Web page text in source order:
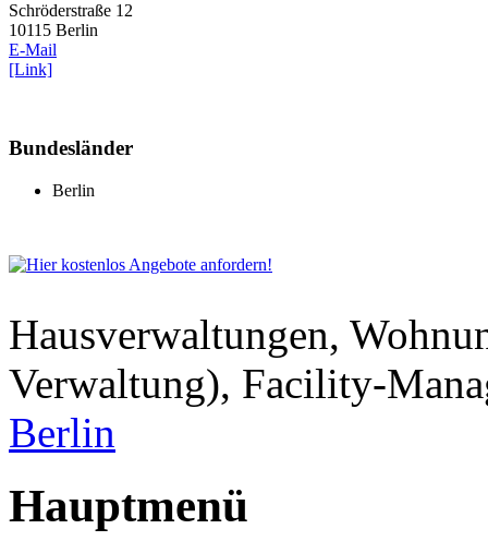
Schröderstraße 12
10115 Berlin
E-Mail
[Link]
Bundesländer
Berlin
Hausverwaltungen,
Verwaltung), Facility-
Berlin
Hauptmenü